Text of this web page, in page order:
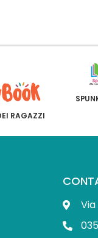
RAGAZZI